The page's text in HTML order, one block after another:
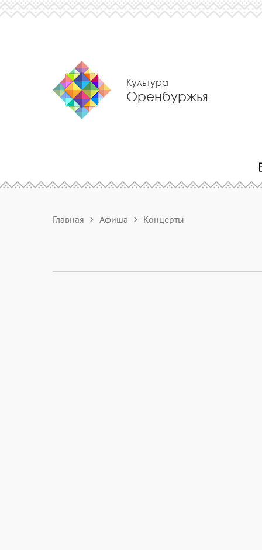
Культура
Оренбуржья
Главная Афиша Концерты